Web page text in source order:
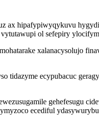
ax hipafypiwyqykuvu
ol sefepiry
xalanacysolujo
ecypubacuc
gehefesugu
ecediful